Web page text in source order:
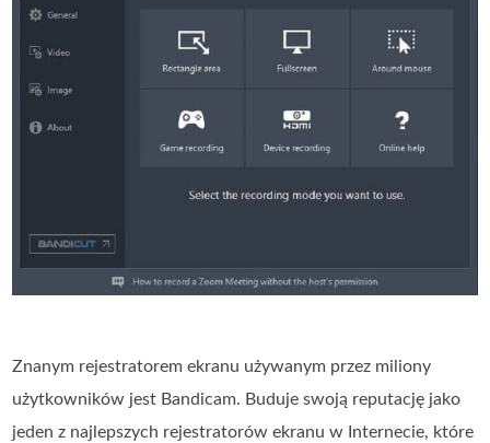
Znanym rejestratorem ekranu używanym przez miliony
użytkowników jest Bandicam. Buduje swoją reputację jako
jeden z najlepszych rejestratorów ekranu w Internecie, które